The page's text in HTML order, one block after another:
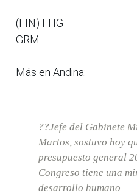
(FIN) FHG
GRM
Más en Andina:
??Jefe del Gabinete
Martos, sostuvo hoy
presupuesto general
Congreso tiene una
desarrollo humano